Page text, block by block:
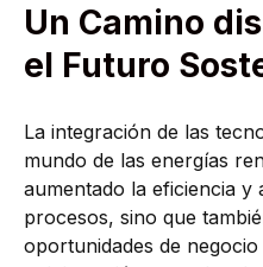
Un Camino
el Futuro
La integración de las
mundo de las energías
aumentado la eficiencia y
procesos, sino que
oportunidades de